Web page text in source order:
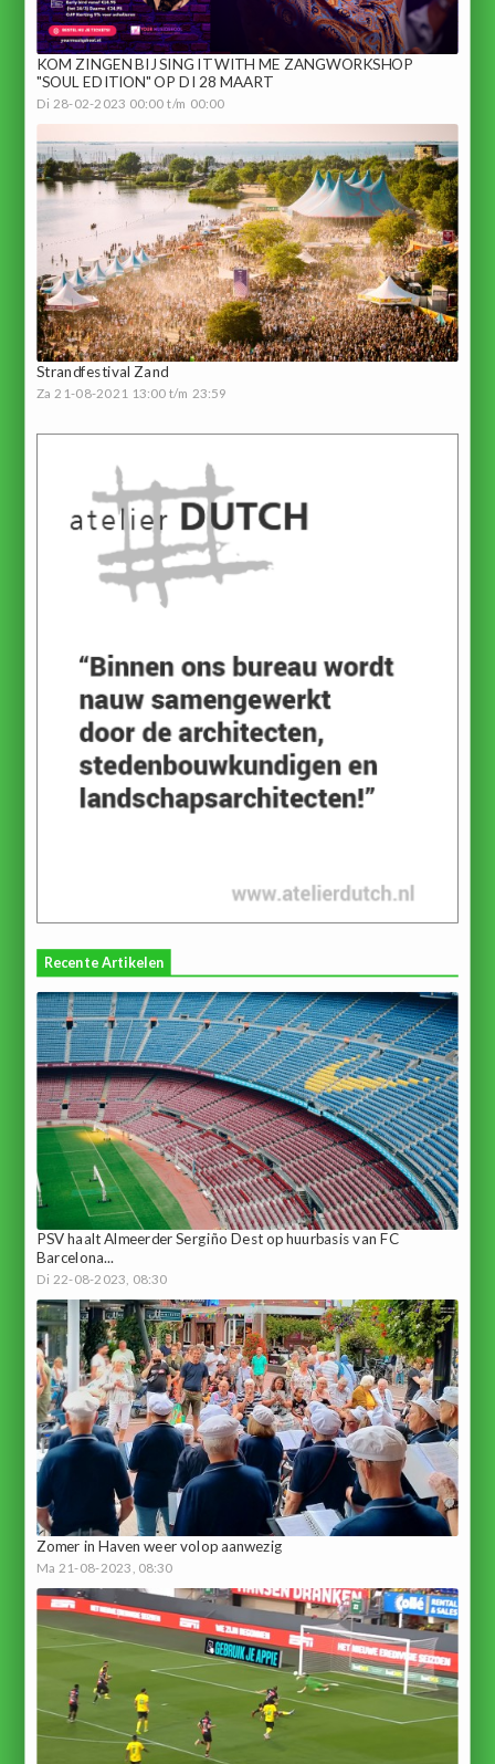
KOM ZINGEN BIJ SING IT WITH ME ZANGWORKSHOP
"SOUL EDITION" OP DI 28 MAART
Di 28-02-2023 00:00 t/m 00:00
Strandfestival Zand
Za 21-08-2021 13:00 t/m 23:59
Recente Artikelen
PSV haalt Almeerder Sergiño Dest op huurbasis van FC
Barcelona...
Di 22-08-2023, 08:30
Zomer in Haven weer volop aanwezig
Ma 21-08-2023, 08:30